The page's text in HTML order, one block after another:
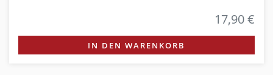
17,90 €
IN DEN WARENKORB